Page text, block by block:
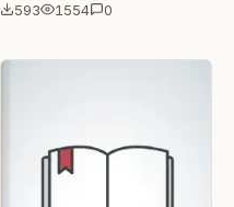
593 1554 0